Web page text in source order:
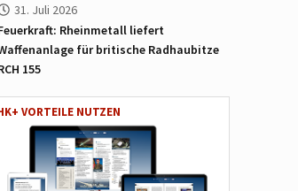
31. Juli 2026
Rheinmetall liefert
für britische Radhaubitze
155
VORTEILE NUTZEN